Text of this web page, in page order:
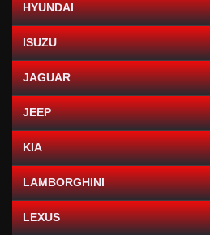
HYUNDAI
ISUZU
JAGUAR
JEEP
KIA
LAMBORGHINI
LEXUS